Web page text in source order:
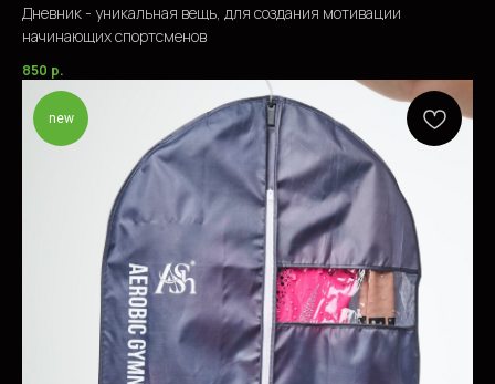
Дневник - уникальная вещь, для создания мотивации
начинающих спортсменов
850 р.
new